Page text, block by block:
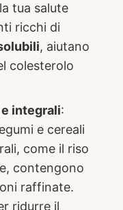
tua salute
ricchi di
, aiutano
colesterolo
integrali:
e cereali
come il riso
contengono
raffinate.
ridurre il